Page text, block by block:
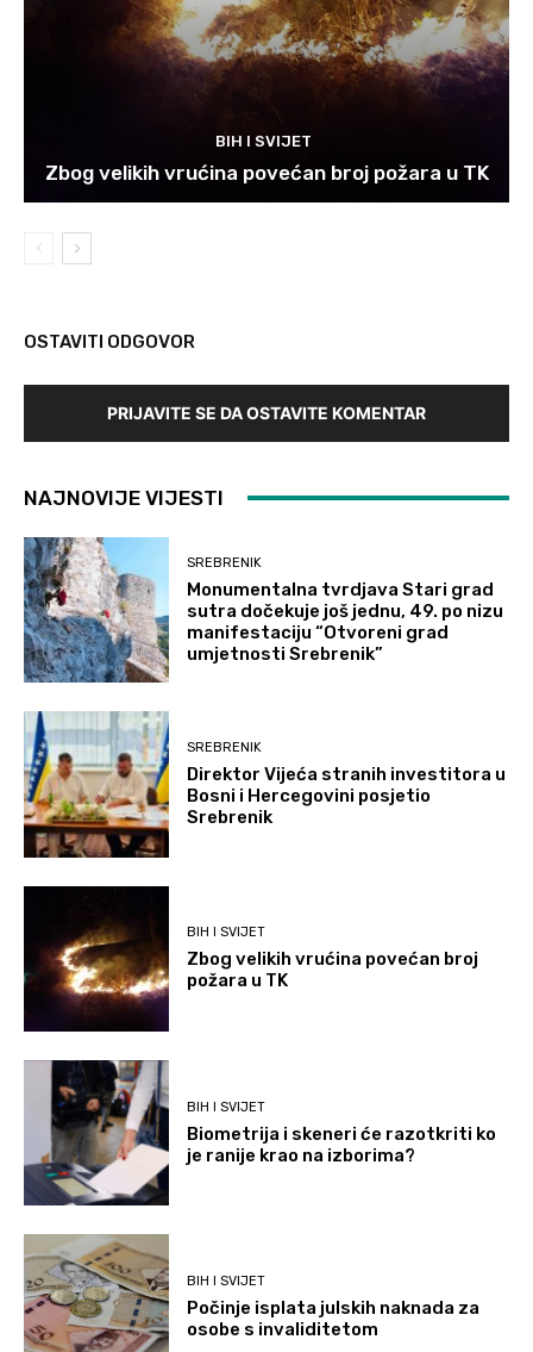
BIH I SVIJET
Zbog velikih vrućina povećan broj požara u TK
OSTAVITI ODGOVOR
PRIJAVITE SE DA OSTAVITE KOMENTAR
NAJNOVIJE VIJESTI
SREBRENIK
Monumentalna tvrdjava Stari grad
sutra dočekuje još jednu, 49. po nizu
manifestaciju “Otvoreni grad
umjetnosti Srebrenik”
SREBRENIK
Direktor Vijeća stranih investitora u
Bosni i Hercegovini posjetio
Srebrenik
BIH I SVIJET
Zbog velikih vrućina povećan broj
požara u TK
BIH I SVIJET
Biometrija i skeneri će razotkriti ko
je ranije krao na izborima?
BIH I SVIJET
Počinje isplata julskih naknada za
osobe s invaliditetom